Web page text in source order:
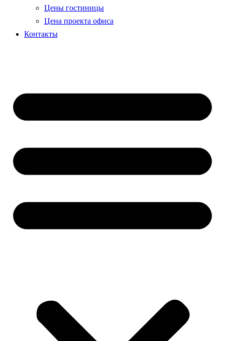
Цены гостиницы
Цена проекта офиса
Контакты